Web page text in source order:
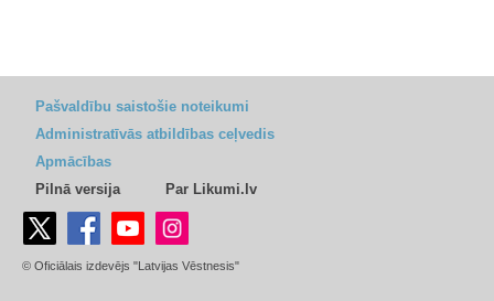
Pašvaldību saistošie noteikumi
Administratīvās atbildības ceļvedis
Apmācības
Pilnā versija
Par Likumi.lv
© Oficiālais izdevējs "Latvijas Vēstnesis"